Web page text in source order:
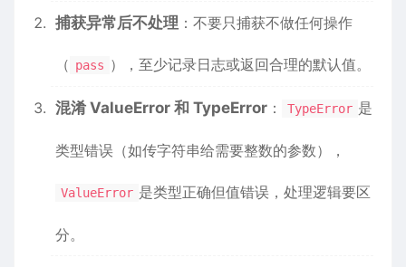
捕获异常后不处理 ：不要只捕获不做任何操作
（ pass ），至少记录日志或返回合理的默认值。
混淆 ValueError 和 TypeError ： TypeError 是
类型错误（如传字符串给需要整数的参数），
ValueError 是类型正确但值错误，处理逻辑要区
分。